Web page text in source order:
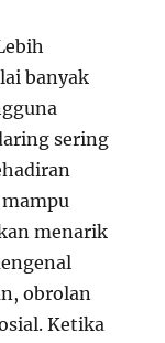
banyak
sering
menarik
obrolan
Ketika